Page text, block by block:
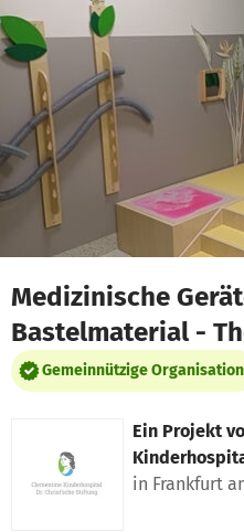
Zum Hauptinhalt springen
Erklärung zur Barrierefreiheit
Medizinische
Bastelmaterial -
Gemeinnützige Organisation
Ein Projekt
in Frankfurt